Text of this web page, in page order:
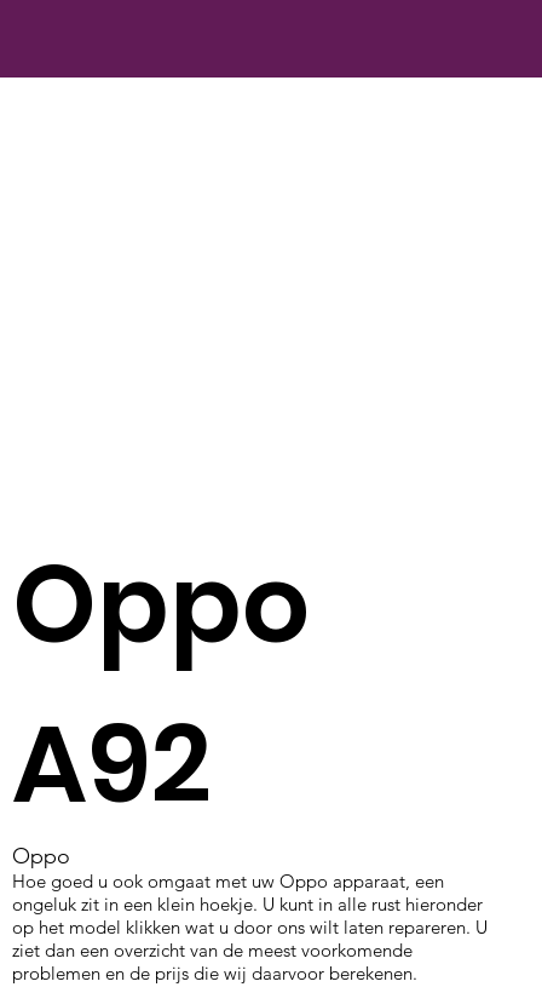
Oppo
A92
Oppo
Hoe goed u ook omgaat met uw Oppo apparaat, een
ongeluk zit in een klein hoekje. U kunt in alle rust hieronder
op het model klikken wat u door ons wilt laten repareren. U
ziet dan een overzicht van de meest voorkomende
problemen en de prijs die wij daarvoor berekenen.